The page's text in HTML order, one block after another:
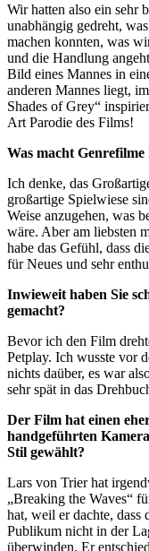
Wir hatten also ein sehr
unabhängig gedreht,
machen konnten, was
und die Handlung
Bild eines Mannes in
anderen Mannes liegt,
Shades of Grey“
Art Parodie des Films!
Was macht
Ich denke, das
großartige Spielwiese
Weise anzugehen, was
wäre. Aber am liebsten
habe das Gefühl, dass
für Neues und sehr
Inwieweit haben Sie
gemacht?
Bevor ich den Film
Petplay. Ich wusste vor
nichts daüber, es war
sehr spät in das
Der Film hat einen
handgeführten
Stil gewählt?
Lars von Trier hat
„Breaking the Waves“
hat, weil er dachte, dass
Publikum nicht in der
überwinden. Er